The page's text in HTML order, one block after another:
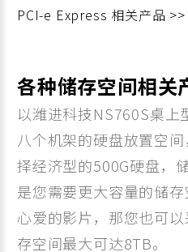
PCI-e Express 相关产品
各种储存空间相关
以潍进科技NS760S桌上
八个机架的硬盘放置空
择经济型的500G硬盘，
是您需要更大容量的储
心爱的影片，那您也可
存空间最大可达8TB。